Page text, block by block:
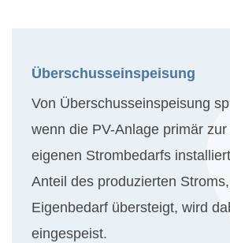
Überschusseinspeisung
Von Überschusseinspeisung
wenn die PV-Anlage primär
eigenen Strombedarfs
Anteil des produzierten
Eigenbedarf übersteigt, wird
eingespeist.